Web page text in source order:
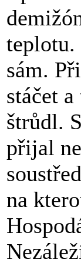
teplotu.
sám.
stáčet
štrůdl.
přijal
na